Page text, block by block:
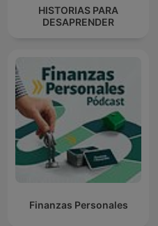
HISTORIAS PARA
DESAPRENDER
Finanzas Personales